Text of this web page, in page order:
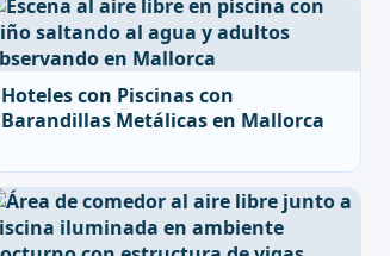
Hoteles con Piscinas con
Barandillas Metálicas en Mallorca